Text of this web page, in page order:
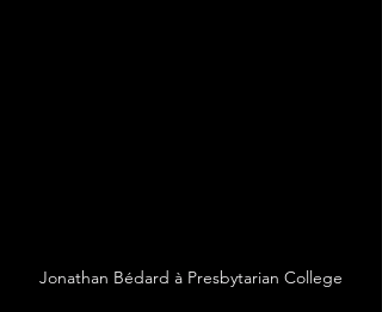
Jonathan Bédard à Presbytarian College